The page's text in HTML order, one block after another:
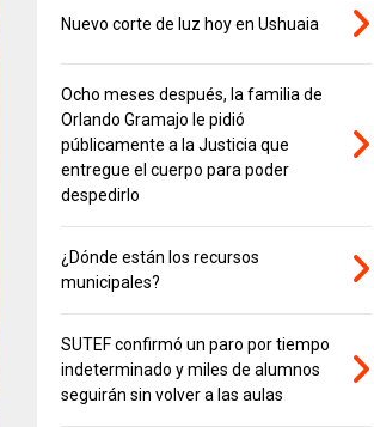
Nuevo corte de luz hoy en Ushuaia
Ocho meses después, la familia de
Orlando Gramajo le pidió
públicamente a la Justicia que
entregue el cuerpo para poder
despedirlo
¿Dónde están los recursos
municipales?
SUTEF confirmó un paro por tiempo
indeterminado y miles de alumnos
seguirán sin volver a las aulas